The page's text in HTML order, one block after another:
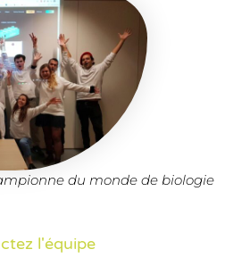
du monde de biologie
l'équipe